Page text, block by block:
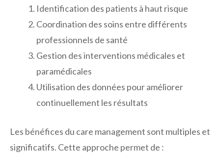
Identification des patients à haut risque
Coordination des soins entre différents
professionnels de santé
Gestion des interventions médicales et
paramédicales
Utilisation des données pour améliorer
continuellement les résultats
Les bénéfices du care management sont multiples et
significatifs. Cette approche permet de :